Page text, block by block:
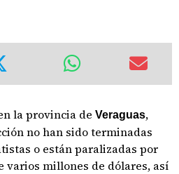
la provincia de Veraguas,
no han sido terminadas
o están paralizadas por
varios millones de dólares, así